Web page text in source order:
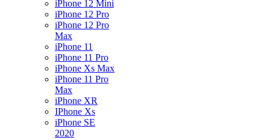
iPhone 12 Mini
iPhone 12 Pro
iPhone 12 Pro
Max
iPhone 11
iPhone 11 Pro
iPhone Xs Max
iPhone 11 Pro
Max
iPhone XR
IPhone Xs
iPhone SE
2020